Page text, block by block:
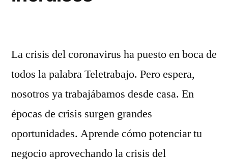
La crisis del coronavirus ha puesto en boca de
todos la palabra Teletrabajo. Pero espera,
nosotros ya trabajábamos desde casa. En
épocas de crisis surgen grandes
oportunidades. Aprende cómo potenciar tu
negocio aprovechando la crisis del